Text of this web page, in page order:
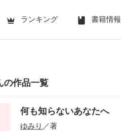
ランキング 書籍情報
の作品一覧
何も知らないあなたへ
ゆみり ／著